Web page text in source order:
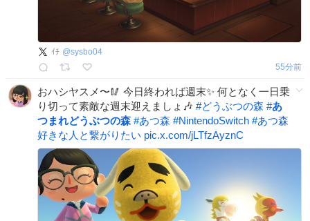
ｲﾁ @sysbo04
55分前
おハシヤスメ〜🥢 今日終われば週末✨️ 何となく一日乗
り切って素敵な週末迎えましょ🎶 #どうぶつの森 #あ
つまれどうぶつの森 #あつ森 #NintendoSwitch #あつ森
好きな人と繋がりたい pic.x.com/jLTfzAyznC